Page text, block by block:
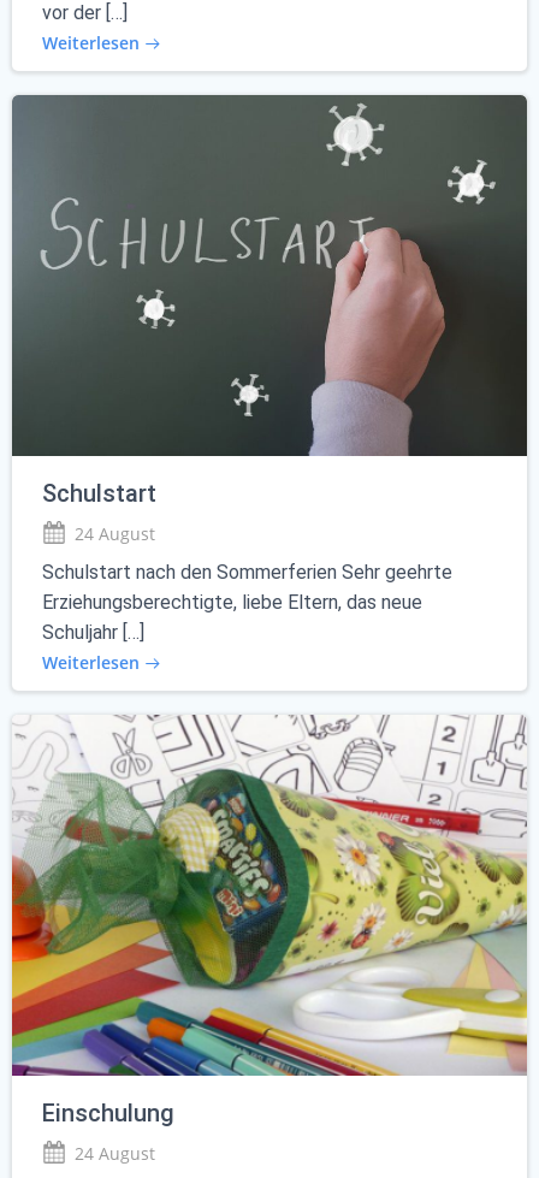
vor der […]
Weiterlesen
Schulstart
24 August
Schulstart nach den Sommerferien Sehr geehrte
Erziehungsberechtigte, liebe Eltern, das neue
Schuljahr […]
Weiterlesen
Einschulung
24 August